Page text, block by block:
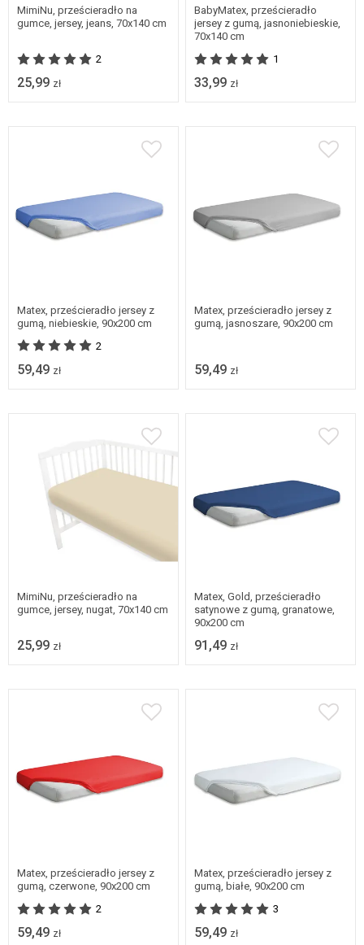
MimiNu, prześcieradło na
gumce, jersey, jeans, 70x140 cm
2
25,99 zł
BabyMatex, prześcieradło
jersey z gumą, jasnoniebieskie,
70x140 cm
1
33,99 zł
Matex, prześcieradło jersey z
gumą, niebieskie, 90x200 cm
2
59,49 zł
Matex, prześcieradło jersey z
gumą, jasnoszare, 90x200 cm
59,49 zł
MimiNu, prześcieradło na
gumce, jersey, nugat, 70x140 cm
25,99 zł
Matex, Gold, prześcieradło
satynowe z gumą, granatowe,
90x200 cm
91,49 zł
Matex, prześcieradło jersey z
gumą, czerwone, 90x200 cm
2
59,49 zł
Matex, prześcieradło jersey z
gumą, białe, 90x200 cm
3
59,49 zł